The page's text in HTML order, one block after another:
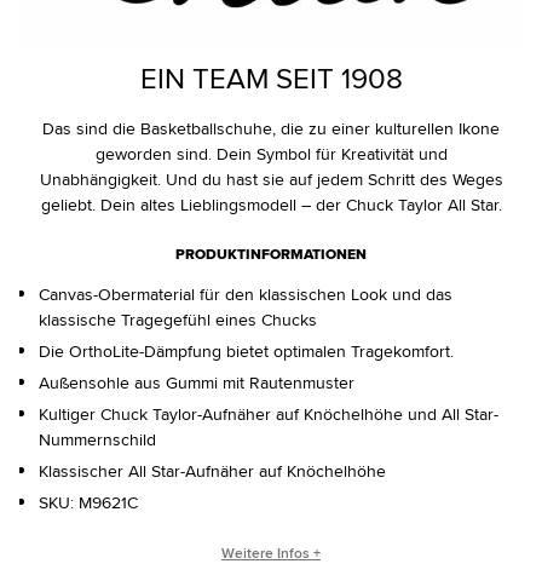
EIN TEAM SEIT 1908
Das sind die Basketballschuhe, die zu einer kulturellen Ikone
geworden sind. Dein Symbol für Kreativität und
Unabhängigkeit. Und du hast sie auf jedem Schritt des Weges
geliebt. Dein altes Lieblingsmodell – der Chuck Taylor All Star.
PRODUKTINFORMATIONEN
Canvas-Obermaterial für den klassischen Look und das
klassische Tragegefühl eines Chucks
Die OrthoLite-Dämpfung bietet optimalen Tragekomfort.
Außensohle aus Gummi mit Rautenmuster
Kultiger Chuck Taylor-Aufnäher auf Knöchelhöhe und All Star-
Nummernschild
Klassischer All Star-Aufnäher auf Knöchelhöhe
SKU: M9621C
WER IST CHUCK TAYLOR?
Weitere Infos +